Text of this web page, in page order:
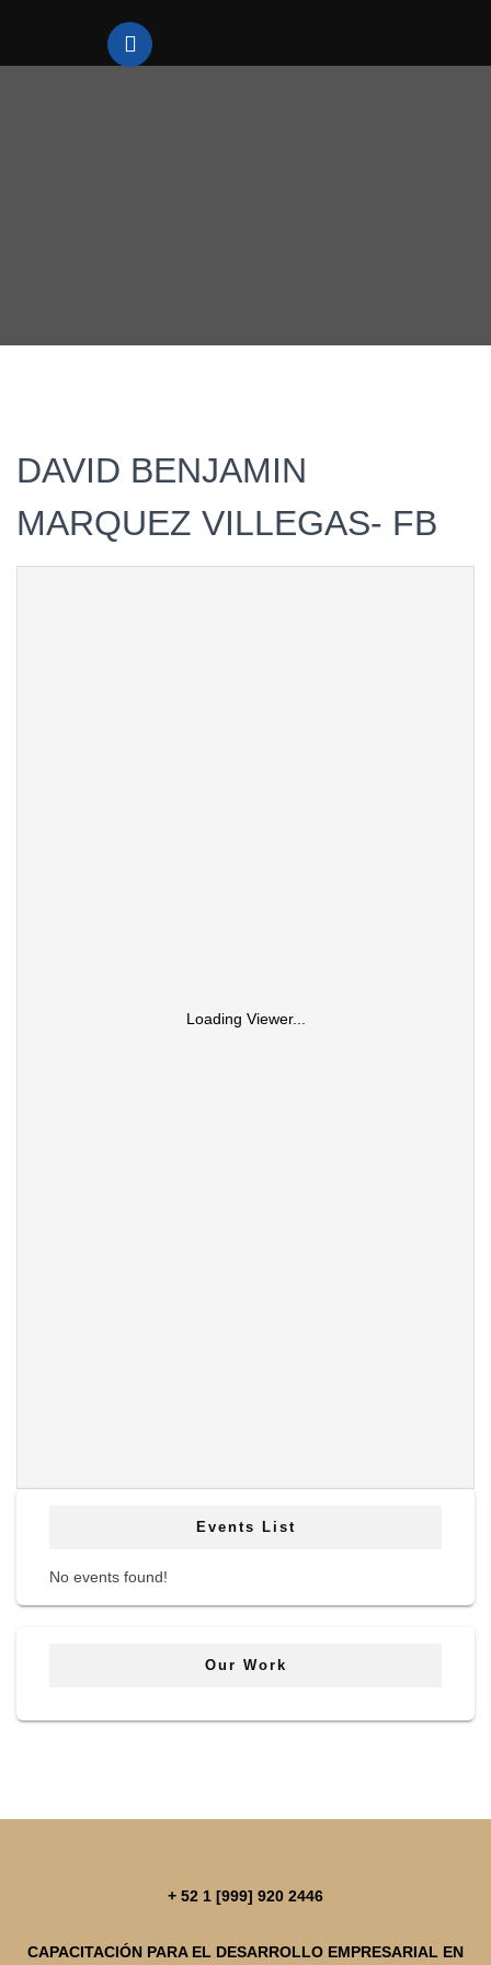
DAVID BENJAMIN
MARQUEZ VILLEGAS- FB
Loading Viewer...
Events List
No events found!
Our Work
+ 52 1 [999] 920 2446
CAPACITACIÓN PARA EL DESARROLLO EMPRESARIAL EN